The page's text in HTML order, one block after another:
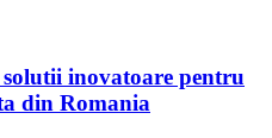
inovatoare pentru
din Romania